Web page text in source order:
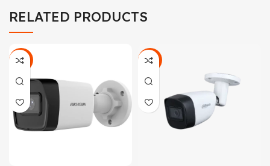
RELATED PRODUCTS
-15% -38%